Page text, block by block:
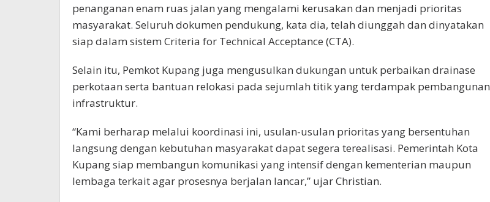
penanganan enam ruas jalan yang mengalami kerusakan dan menjadi prioritas
masyarakat. Seluruh dokumen pendukung, kata dia, telah diunggah dan dinyatakan
siap dalam sistem Criteria for Technical Acceptance (CTA).
Selain itu, Pemkot Kupang juga mengusulkan dukungan untuk perbaikan drainase
perkotaan serta bantuan relokasi pada sejumlah titik yang terdampak pembangunan
infrastruktur.
“Kami berharap melalui koordinasi ini, usulan-usulan prioritas yang bersentuhan
langsung dengan kebutuhan masyarakat dapat segera terealisasi. Pemerintah Kota
Kupang siap membangun komunikasi yang intensif dengan kementerian maupun
lembaga terkait agar prosesnya berjalan lancar,” ujar Christian.